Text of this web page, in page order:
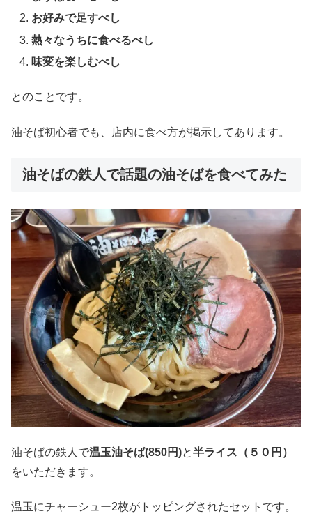
お好みで足すべし
熱々なうちに食べるべし
味変を楽しむべし
とのことです。
油そば初心者でも、店内に食べ方が掲示してあります。
油そばの鉄人で話題の油そばを食べてみた
油そばの鉄人で温玉油そば(850円)と半ライス（５０円）
をいただきます。
温玉にチャーシュー2枚がトッピングされたセットです。